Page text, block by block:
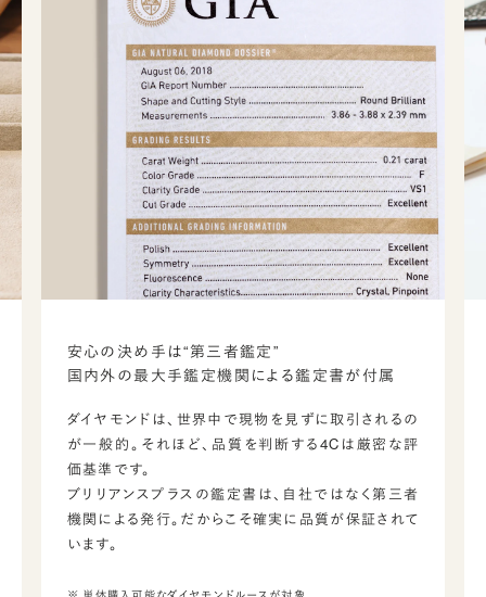
安心の決め手は“第三者鑑定”
国内外の最大手鑑定機関による鑑定書が付属
ダイヤモンドは、世界中で現物を見ずに取引されるの
が一般的。それほど、品質を判断する4Cは厳密な評
価基準です。
ブリリアンスプラスの鑑定書は、自社ではなく第三者
機関による発行。だからこそ確実に品質が保証されて
います。